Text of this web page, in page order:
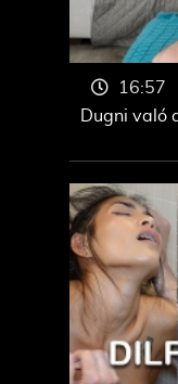
Dugni való
16:57